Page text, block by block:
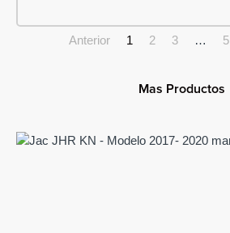
Anterior 1 2 3 … 5
Mas Productos